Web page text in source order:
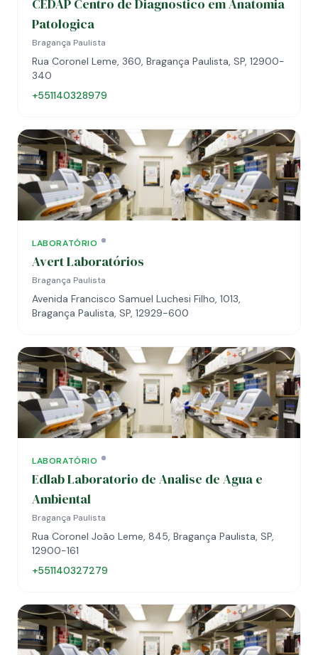
CEDAP Centro de Diagnostico em Anatomia
Patologica
Bragança Paulista
Rua Coronel Leme, 360, Bragança Paulista, SP, 12900-
340
+551140328979
LABORATÓRIO
Avert Laboratórios
Bragança Paulista
Avenida Francisco Samuel Luchesi Filho, 1013,
Bragança Paulista, SP, 12929-600
LABORATÓRIO
Edlab Laboratorio de Analise de Agua e
Ambiental
Bragança Paulista
Rua Coronel João Leme, 845, Bragança Paulista, SP,
12900-161
+551140327279